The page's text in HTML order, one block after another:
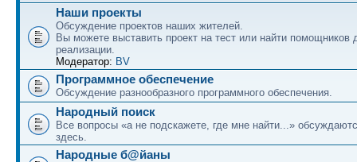
Наши проекты
Обсуждение проектов наших жителей.
Вы можете выставить проект на тест или найти помощников
реализации.
Модератор: BV
Программное обеспечение
Обсуждение разнообразного программного обеспечения.
Народный поиск
Все вопросы «а не подскажете, где мне найти...»
здесь.
Народные б@йаны